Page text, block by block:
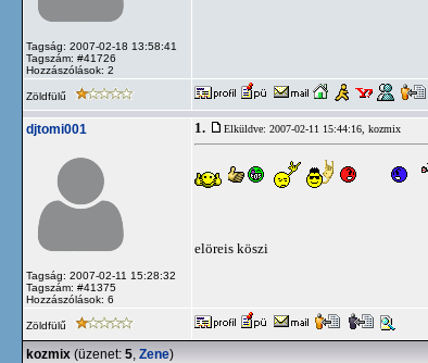
Tagság: 2007-02-18 13:58:41
Tagszám: #41726
Hozzászólások: 2
Zöldfülű
djtomi001
Tagság: 2007-02-11 15:28:32
Tagszám: #41375
Hozzászólások: 6
1. Elküldve: 2007-02-11 15:44:16, kozmix
elöreis köszi
Zöldfülű
kozmix (üzenet: 5, Zene)